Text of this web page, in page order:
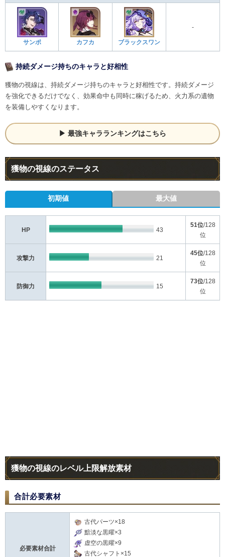
サンポ カフカ ブラックスワン
-
持続ダメージ持ちのキャラと好相性
獲物の視線は、持続ダメージ持ちのキャラと好相性です。持続ダメージ
を強化できるだけでなく、効果命中も同時に稼げるため、火力系の遺物
を装備しやすくなります。
最強キャラランキングはこちら
獲物の視線のステータス
初期値 最大値
HP 43
51位/128
位
攻撃力 21
45位/128
位
防御力 15
73位/128
位
獲物の視線のレベル上限解放素材
合計必要素材
必要素材合計
古代パーツ×18
黯淡な黒曜×3
虚空の黒曜×9
古代シャフト×15